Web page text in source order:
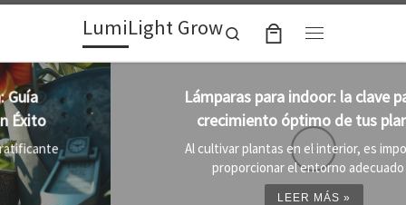
Skip to contentLumiLight Grow
Search
Lámparas para indoor: la clave para un
crecimiento óptimo de tus plantas
Al cultivar plantas en el interior, es importante
proporcionar el entorno adecuado ...